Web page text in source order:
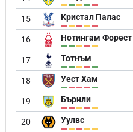
15 Кристал Палас
16 Нотингам Форест
17 Тотнъм
18 Уест Хам
19 Бърнли
20 Уулвс